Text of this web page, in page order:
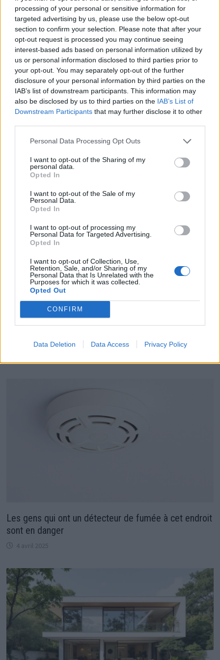
processing of your personal or sensitive information for
targeted advertising by us, please use the below opt-out
section to confirm your selection. Please note that after your
opt-out request is processed you may continue seeing
interest-based ads based on personal information utilized by
us or personal information disclosed to third parties prior to
your opt-out. You may separately opt-out of the further
disclosure of your personal information by third parties on the
IAB’s list of downstream participants. This information may
also be disclosed by us to third parties on the IAB’s List of
Downstream Participants that may further disclose it to other
Personal Data Processing Opt Outs
I want to opt-out of the Sharing of my
personal data.
Opted In
I want to opt-out of the Sale of my
Personal Data.
Opted In
I want to opt-out of processing my
Personal Data for Targeted Advertising.
Opted In
I want to opt-out of Collection, Use,
Retention, Sale, and/or Sharing of my
Personal Data that Is Unrelated with the
Purposes for which it was collected.
Opted Out
CONFIRM
Data Deletion Data Access Privacy Policy
de
l’article
réduit instantanément
votre salon
pour un jardin florissant
dévoilé
Histoiredemaison
Voir tous les articles de
Histoiredemaison →
VOUS POURRIEZ AUSSI AIMER
Faut-il revenir au sèche-linge en 2026 ou continuer à
étendre son linge ?
Les gens qui ont un détecteur de fumée à cet endroit
sont en danger
4 avril 2025